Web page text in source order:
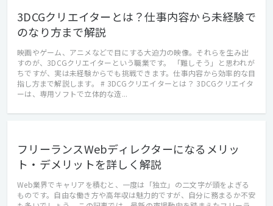
3DCGクリエイターとは？仕事内容から未経験で
のなり方まで解説
映画やゲーム、アニメなどで目にする大迫力の映像。それらを生み出
すのが、3DCGクリエイターという職業です。 「難しそう」と思われが
ちですが、実は未経験からでも挑戦できます。仕事内容から効率的な目
指し方まで解説します。 # 3DCGクリエイターとは？ 3DCGクリエイタ
ーは、専用ソフトで立体的な造...
フリーランスWebディレクターになるメリッ
ト・デメリットを詳しく解説
Web業界でキャリアを積むと、一度は「独立」の二文字が頭をよぎる
ものです。自由な働き方や高年収は魅力的ですが、自分に務まるか不安